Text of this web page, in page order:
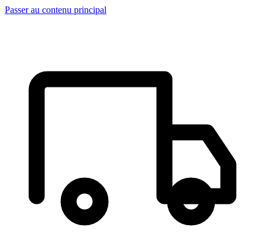
Passer au contenu principal